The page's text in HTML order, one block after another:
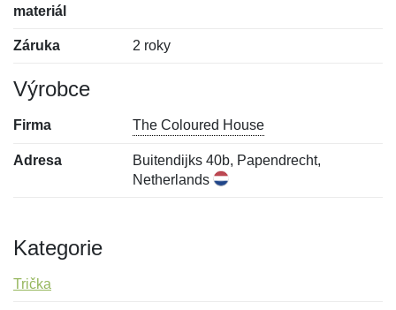
materiál
Záruka 2 roky
Výrobce
Firma The Coloured House
Adresa
Buitendijks 40b, Papendrecht,
Netherlands
Kategorie
Trička